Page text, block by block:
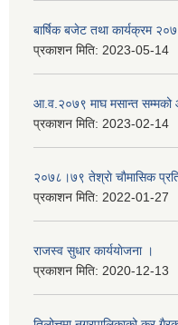
बार्षिक बजेट तथा कार्यक्रम
प्रकाशन मिति: 2023-05-14
आ.व.२०७९ माघ मसान्त सम्मको
प्रकाशन मिति: 2023-02-14
२०७८।७९ तेश्राे चाैमासिक
प्रकाशन मिति: 2022-01-27
राजस्व सुधार कार्ययाेजना ।
प्रकाशन मिति: 2020-12-13